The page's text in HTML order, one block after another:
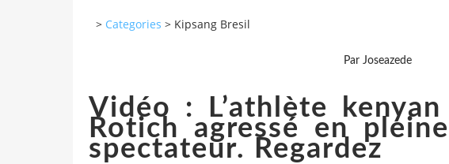
> Categories > Kipsang Bresil
Par Joseazede
Vidéo : L’athlète
Rotich agressé en
spectateur. Regardez